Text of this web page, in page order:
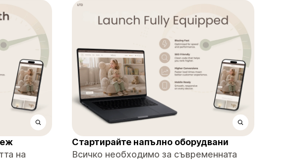
на
Стартирайте напълно оборудвани
Всичко необходимо за съвременната